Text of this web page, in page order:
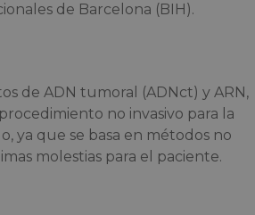
de Barcelona (BIH).
de ADN tumoral (ADNct) y ARN,
no invasivo para la
ya que se basa en métodos no
molestias para el paciente.